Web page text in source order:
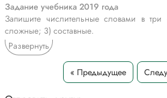
Задание учебника 2019 года
Запишите числительные словами в
сложные; 3) составные.
1738, 4, 12, 1, 8, 5, 60, 2010, 120, 42, 21,
69, 100, 4123.
Выделите суффиксы в простых числительных.
Развернуть
« Предыдущее